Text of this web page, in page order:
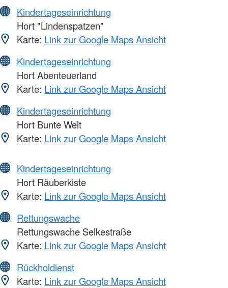
Kindertageseinrichtung
Hort "Lindenspatzen"
Karte: Link zur Google Maps Ansicht
Kindertageseinrichtung
Hort Abenteuerland
Karte: Link zur Google Maps Ansicht
Kindertageseinrichtung
Hort Bunte Welt
Karte: Link zur Google Maps Ansicht
Kindertageseinrichtung
Hort Räuberkiste
Karte: Link zur Google Maps Ansicht
Rettungswache
Rettungswache Selkestraße
Karte: Link zur Google Maps Ansicht
Rückholdienst
Karte: Link zur Google Maps Ansicht